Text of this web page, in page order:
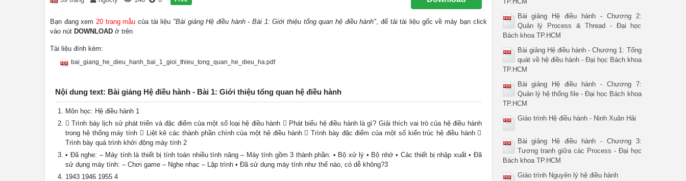
Bạn đang xem20 trang mẫu của tài liệu "Bài giảng Hệ điều hành - Bài 1: Giới thiệu tổng quan hệ điều hành", để tải tài liệu gốc về máy bạn click
vào nút DOWNLOAD ở trên
Tài liệu đính kèm:
bai_giang_he_dieu_hanh_bai_1_gioi_thieu_tong_quan_he_dieu_ha.pdf
Nội dung text: Bài giảng Hệ điều hành - Bài 1: Giới thiệu tổng quan hệ điều hành
Môn học: Hệ điều hành 1
 Trình bày lịch sử phát triển và đặc điểm của một số loại hệ điều hành  Phát biểu hệ điều hành là gì? Giải thích vai trò của hệ điều hành
trong hệ thống máy tính  Liệt kê các thành phần chính của một hệ điều hành  Trình bày đặc điểm của một số kiến trúc hệ điều hành 
Trình bày quá trình khởi động máy tính 2
• Đã nghe: – Máy tính là thiết bị tính toán nhiều tính năng – Máy tính gồm 3 thành phần: • Bộ xử lý • Bộ nhớ • Các thiết bị nhập xuất • Đã
sử dụng máy tính: – Chơi game – Nghe nhạc – Lập trình • Đã sử dụng máy tính như thế nào, có dễ không?3
1943 1946 1955 4
Bài giảng Hệ điều hành - Chương 2:
Quản lý Process & Thread - Đại học
Bách khoa TP.HCM
Bài giảng Hệ điều hành - Chương 1: Tổng
quát về hệ điều hành - Đại học Bách khoa
TP.HCM
Bài giảng Hệ điều hành - Chương 7:
Quản lý hệ thống file - Đại học Bách khoa
TP.HCM
Giáo trình Hệ điều hành - Ninh Xuân Hải
Bài giảng Hệ điều hành - Chương 3:
Tương tranh giữa các Process - Đại học
Bách khoa TP.HCM
Giáo trình Nguyên lý hệ điều hành